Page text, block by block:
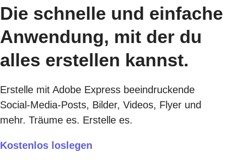
Die schnelle und einfache
Anwendung, mit der du
alles erstellen kannst.
Erstelle mit Adobe Express beeindruckende
Social-Media-Posts, Bilder, Videos, Flyer und
mehr. Träume es. Erstelle es.
Kostenlos loslegen